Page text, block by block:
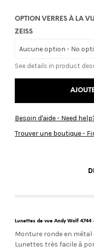
OPTION VERRES À LA
ZEISS
See details in product
Besoin d'aide - Need
Trouver une boutique -
Lunettes de vue Andy Wolf 4744
Monture ronde en métal
Lunettes très facile à